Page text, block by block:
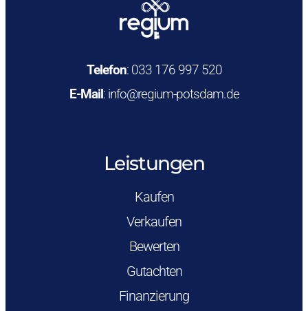
Telefon: 033 176 997 520
E-Mail:info@regium-potsdam.de
Leistungen
Kaufen
Verkaufen
Bewerten
Gutachten
Finanzierung